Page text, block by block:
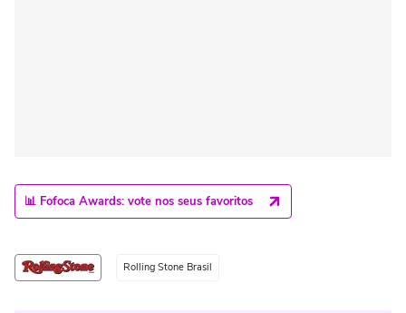
📊 Fofoca Awards: vote nos seus favoritos
Rolling Stone Brasil